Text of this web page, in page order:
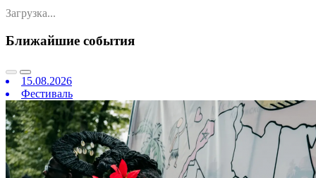
Загрузка...
Ближайшие события
15.08.2026
Фестиваль